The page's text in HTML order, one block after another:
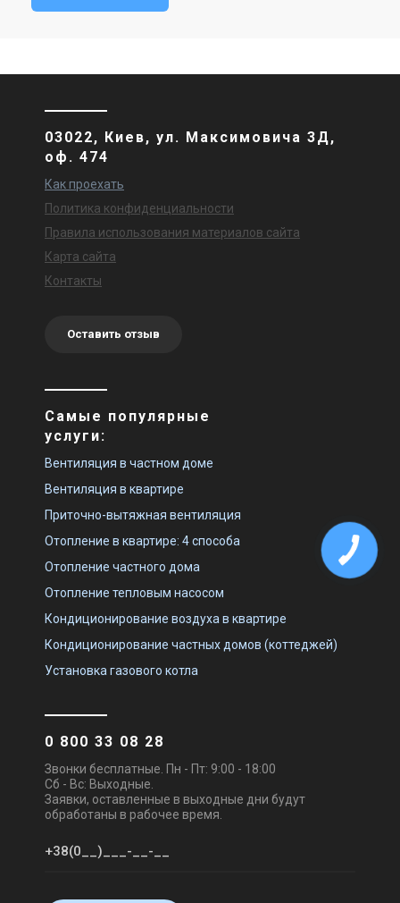
03022, Киев, ул. Максимовича 3Д,
оф. 474
Как проехать
Политика конфиденциальности
Правила использования материалов сайта
Карта сайта
Контакты
Оставить отзыв
Самые популярные
услуги:
Вентиляция в частном доме
Вентиляция в квартире
Приточно-вытяжная вентиляция
Отопление в квартире: 4 способа
Отопление частного дома
Отопление тепловым насосом
Кондиционирование воздуха в квартире
Кондиционирование частных домов (коттеджей)
Установка газового котла
0 800 33 08 28
Звонки бесплатные. Пн - Пт: 9:00 - 18:00
Сб - Вс: Выходные.
Заявки, оставленные в выходные дни будут
обработаны в рабочее время.